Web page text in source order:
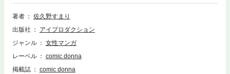
記憶がない千晴だったが、その紳士から動画や写真を撮ったからと脅迫さ
れ、そしてなぜか、ウチで雇ってやるから面接に来いと勧誘を受ける。渡
事は社長の専属秘書!?最悪の出会いで、最悪の男の会社に転職というトチ
くるった再スタートを切った千晴は、他の役員付き秘書たちの嫉妬とけん
や、社長が千晴を雇った真意がわからぬまま、千晴は社長のために働く
が…!?
著者
佐久野すまり
出版社
アイプロダクション
ジャンル
女性マンガ
レーベル
comic donna
掲載誌
comic donna